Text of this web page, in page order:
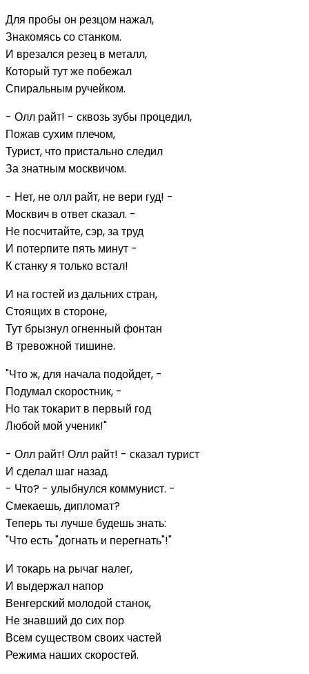
Для пробы он резцом нажал,
Знакомясь со станком.
И врезался резец в металл,
Который тут же побежал
Спиральным ручейком.
- Олл райт! - сквозь зубы процедил,
Пожав сухим плечом,
Турист, что пристально следил
За знатным москвичом.
- Нет, не олл райт, не вери гуд! -
Москвич в ответ сказал. -
Не посчитайте, сэр, за труд
И потерпите пять минут -
К станку я только встал!
И на гостей из дальних стран,
Стоящих в стороне,
Тут брызнул огненный фонтан
В тревожной тишине.
"Что ж, для начала подойдет, -
Подумал скоростник, -
Но так токарит в первый год
Любой мой ученик!"
- Олл райт! Олл райт! - сказал турист
И сделал шаг назад.
- Что? - улыбнулся коммунист. -
Смекаешь, дипломат?
Теперь ты лучше будешь знать:
"Что есть "догнать и перегнать"!"
И токарь на рычаг налег,
И выдержал напор
Венгерский молодой станок,
Не знавший до сих пор
Всем существом своих частей
Режима наших скоростей.